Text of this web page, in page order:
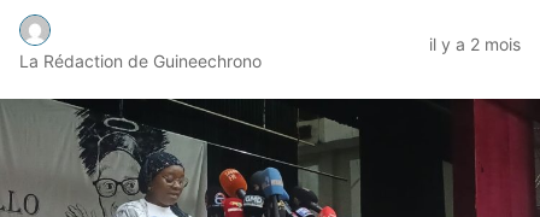
La Rédaction de Guineechrono
il y a 2 mois